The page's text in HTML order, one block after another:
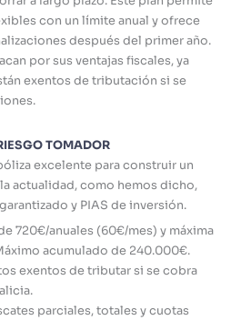
con un límite anual y ofrece
después del primer año.
por sus ventajas fiscales, ya
exentos de tributación si se
TOMADOR
excelente para construir un
actualidad, como hemos dicho,
y PIAS de inversión.
720€/anuales (60€/mes) y máxima
acumulado de 240.000€.
exentos de tributar si se cobra
parciales, totales y cuotas